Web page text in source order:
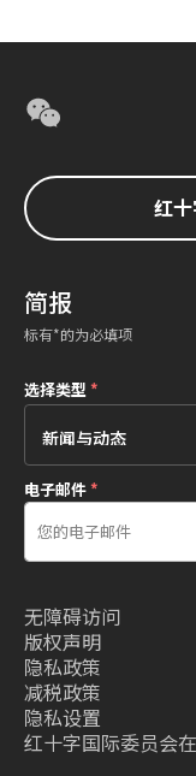
红
简报
标有*的为必填项
选择类型*
电子邮件*
无障碍访问
版权声明
隐私政策
减税政策
隐私设置
红十字国际委员会